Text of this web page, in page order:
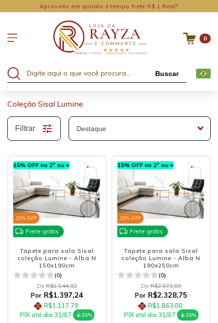
Aproveite em quanto é tempo frete R$ 1 Real*
0
Buscar
Coleção Sisal Lumine
Filtrar
15% OFF no 2º ou +
10% OFF
Frete grátis
Tapete para sala Sisal
coleção Lumine - Alba N
150x190cm
(0)
De R$1.544,32
Por R$1.397,24
R$1.117,79
PIX até dia 31/07
20%
15% OFF no 2º ou +
10% OFF
Frete grátis
Tapete para sala Sisal
coleção Lumine - Alba N
190x250cm
(0)
De R$2.573,89
Por R$2.328,75
R$1.863,00
PIX até dia 31/07
20%